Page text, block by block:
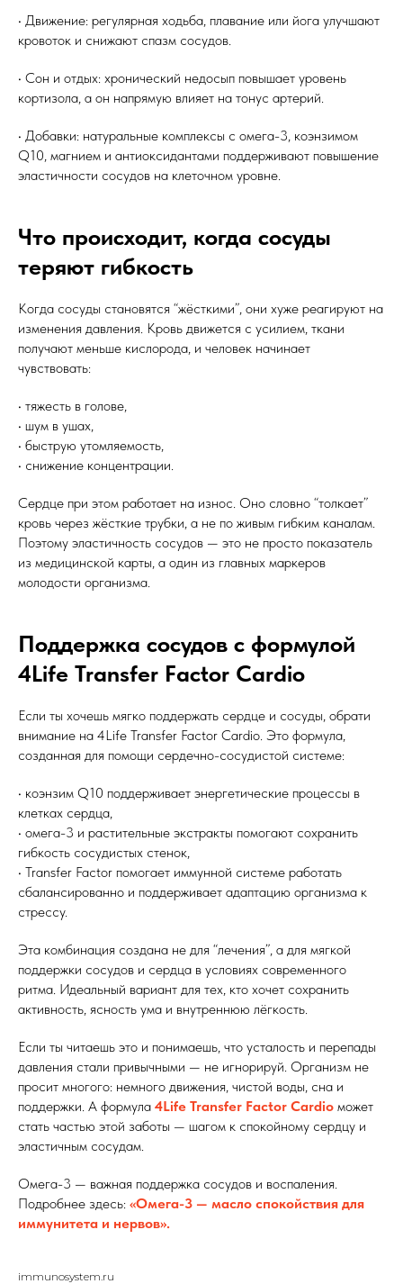
• Движение: регулярная ходьба, плавание или йога улучшают
кровоток и снижают спазм сосудов.
• Сон и отдых: хронический недосып повышает уровень
кортизола, а он напрямую влияет на тонус артерий.
• Добавки: натуральные комплексы с омега-3, коэнзимом
Q10, магнием и антиоксидантами поддерживают повышение
эластичности сосудов на клеточном уровне.
Что происходит, когда сосуды
теряют гибкость
Когда сосуды становятся “жёсткими”, они хуже реагируют на
изменения давления. Кровь движется с усилием, ткани
получают меньше кислорода, и человек начинает
чувствовать:
• тяжесть в голове,
• шум в ушах,
• быструю утомляемость,
• снижение концентрации.
Сердце при этом работает на износ. Оно словно “толкает”
кровь через жёсткие трубки, а не по живым гибким каналам.
Поэтому эластичность сосудов — это не просто показатель
из медицинской карты, а один из главных маркеров
молодости организма.
Поддержка сосудов с формулой
4Life Transfer Factor Cardio
Если ты хочешь мягко поддержать сердце и сосуды, обрати
внимание на 4Life Transfer Factor Cardio. Это формула,
созданная для помощи сердечно-сосудистой системе:
• коэнзим Q10 поддерживает энергетические процессы в
клетках сердца,
• омега-3 и растительные экстракты помогают сохранить
гибкость сосудистых стенок,
• Transfer Factor помогает иммунной системе работать
сбалансированно и поддерживает адаптацию организма к
стрессу.
Эта комбинация создана не для “лечения”, а для мягкой
поддержки сосудов и сердца в условиях современного
ритма. Идеальный вариант для тех, кто хочет сохранить
активность, ясность ума и внутреннюю лёгкость.
Если ты читаешь это и понимаешь, что усталость и перепады
давления стали привычными — не игнорируй. Организм не
просит многого: немного движения, чистой воды, сна и
поддержки. А формула 4Life Transfer Factor Cardio может
стать частью этой заботы — шагом к спокойному сердцу и
эластичным сосудам.
Омега-3 — важная поддержка сосудов и воспаления.
Подробнее здесь: «Омега-3 — масло спокойствия для
иммунитета и нервов».
immunosystem.ru